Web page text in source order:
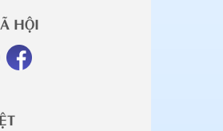
HỘI